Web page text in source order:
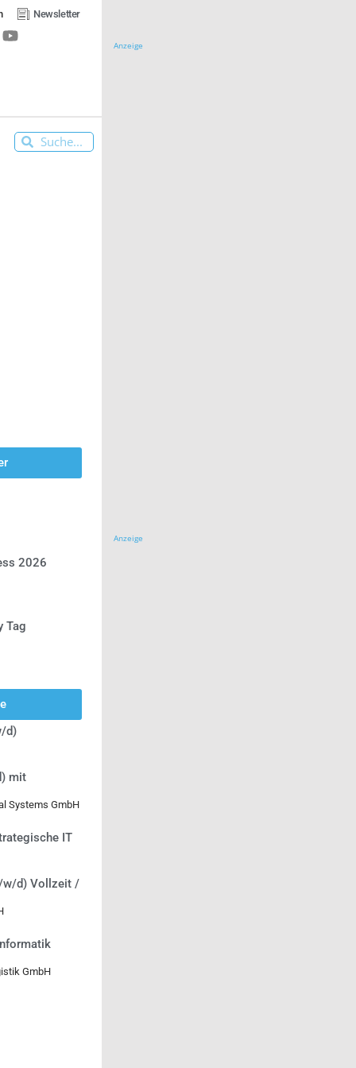
Newsletter
2026
Tag
d)
mit
Systems GmbH
IT
w/d) Vollzeit /
GmbH
Anzeige
Anzeige